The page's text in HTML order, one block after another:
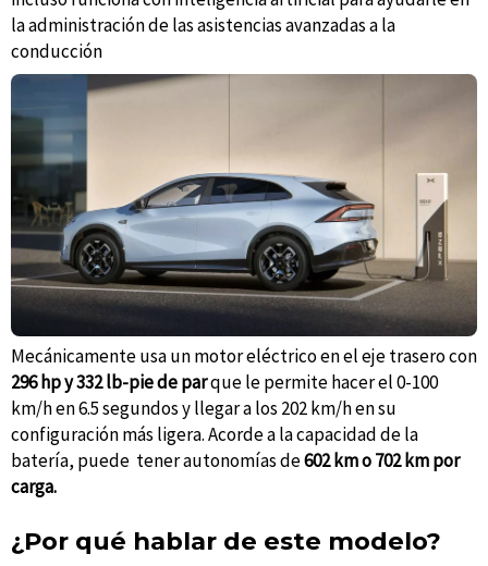
la administración de las asistencias avanzadas a la
conducción
Mecánicamente usa un motor eléctrico en el eje trasero con
296 hp y 332 lb-pie de parque le permite hacer el 0-100
km/h en 6.5 segundos y llegar a los 202 km/h en su
configuración más ligera. Acorde a la capacidad de la
batería, puede tener autonomías de602 km o 702 km por
carga.
¿Por qué hablar de este modelo?